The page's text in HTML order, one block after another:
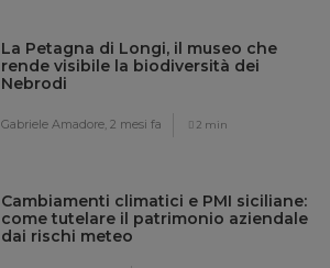
La Petagna di Longi, il museo che
rende visibile la biodiversità dei
Nebrodi
Gabriele Amadore,2 mesi fa 2 min
Cambiamenti climatici e PMI siciliane:
come tutelare il patrimonio aziendale
dai rischi meteo